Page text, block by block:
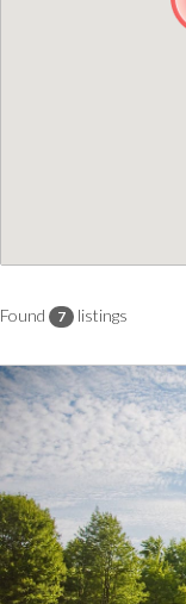
Found 7 listings